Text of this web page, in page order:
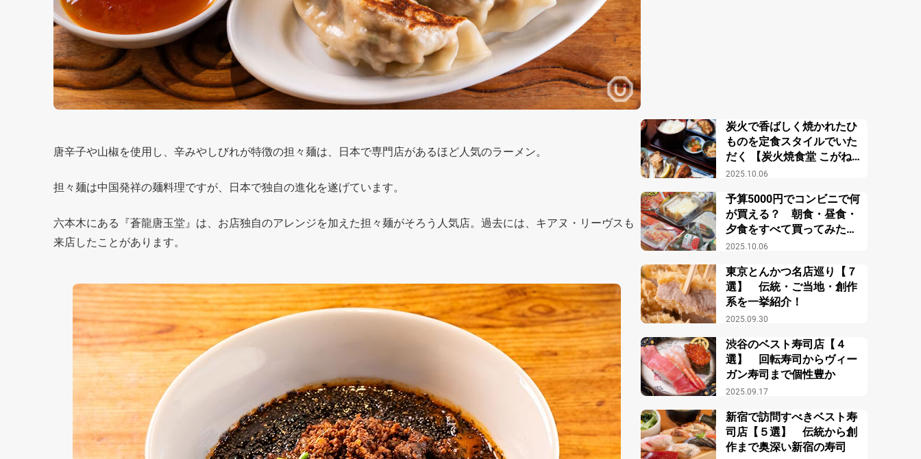
唐辛子や山椒を使用し、辛みやしびれが特徴の担々麺は、日本で専門店があるほど人気のラーメン。
担々麺は中国発祥の麺料理ですが、日本で独自の進化を遂げています。
六本木にある『蒼龍唐玉堂』は、お店独自のアレンジを加えた担々麺がそろう人気店。過去には、キアヌ・リーヴスも
来店したことがあります。
2025.10.06
炭火で香ばしく焼かれたひ
ものを定食スタイルでいた
だく 【炭火焼食堂 こがね
屋】
2025.10.06
予算5000円でコンビニで何
が買える？ 朝食・昼食・
夕食をすべて買ってみた結
果？
2025.09.30
東京とんかつ名店巡り【７
選】 伝統・ご当地・創作
系を一挙紹介！
2025.09.17
渋谷のベスト寿司店【４
選】 回転寿司からヴィー
ガン寿司まで個性豊か
新宿で訪問すべきベスト寿
司店【５選】 伝統から創
作まで奥深い新宿の寿司